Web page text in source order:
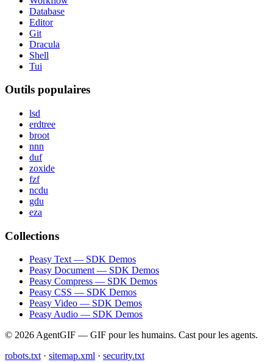
Database
Editor
Git
Dracula
Shell
Tui
Outils populaires
lsd
erdtree
broot
nnn
duf
zoxide
fzf
ncdu
gdu
eza
Collections
Peasy Text — SDK Demos
Peasy Document — SDK Demos
Peasy Compress — SDK Demos
Peasy CSS — SDK Demos
Peasy Video — SDK Demos
Peasy Audio — SDK Demos
© 2026 AgentGIF — GIF pour les humains. Cast pour les agents.
robots.txt · sitemap.xml · security.txt